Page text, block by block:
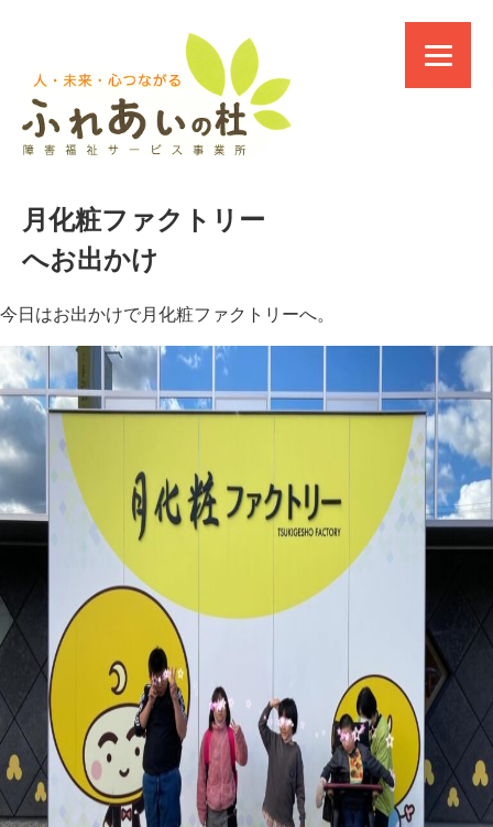
月化粧ファクトリー
へお出かけ
今日はお出かけで月化粧ファクトリーへ。